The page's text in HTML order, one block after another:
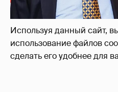
Используя данный сайт,
использование файлов
сделать его удобнее для